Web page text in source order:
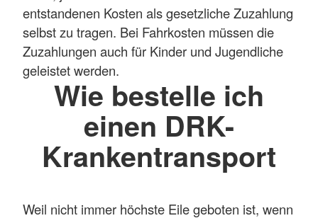
entstandenen Kosten als gesetzliche Zuzahlung
selbst zu tragen. Bei Fahrkosten müssen die
Zuzahlungen auch für Kinder und Jugendliche
geleistet werden.
Wie bestelle ich
einen DRK-
Krankentransport
Weil nicht immer höchste Eile geboten ist, wenn